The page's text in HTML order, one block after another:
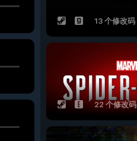
13 个修改码
22 个修改码